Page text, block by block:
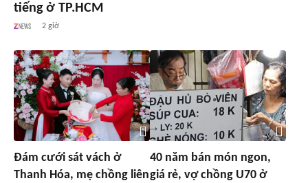
tiếng ở TP.HCM
2 giờ
Đám cưới sát vách ở
Thanh Hóa, mẹ chồng liên
40 năm bán món ngon,
giá rẻ, vợ chồng U70 ở